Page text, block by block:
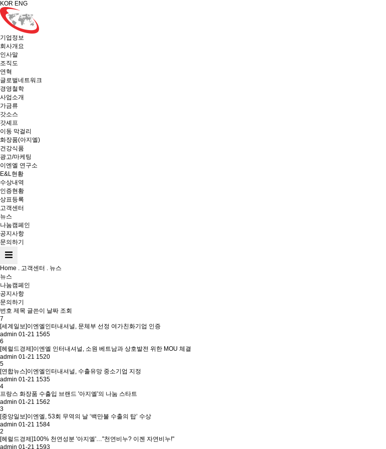
KOR ENG
기업정보
회사개요
인사말
조직도
연혁
글로벌네트워크
경영철학
사업소개
가금류
갓소스
갓셰프
이동 막걸리
화장품(아지엘)
건강식품
광고/마케팅
이엔엘 연구소
E&L현황
수상내역
인증현황
상표등록
고객센터
뉴스
나눔캠페인
공지사항
문의하기
Home . 고객센터 . 뉴스
뉴스
나눔캠페인
공지사항
문의하기
번호 제목 글쓴이 날짜 조회
7
[세계일보]이엔엘인터내셔널, 문체부 선정 여가친화기업 인증
admin 01-21 1565
6
[헤럴드경제]이엔엘 인터내셔널, 소원 베트남과 상호발전 위한 MOU 체결
admin 01-21 1520
5
[연합뉴스]이엔엘인터내셔널, 수출유망 중소기업 지정
admin 01-21 1535
4
프랑스 화장품 수출입 브랜드 '아지엘'의 나눔 스타트
admin 01-21 1562
3
[중앙일보]이엔엘, 53회 무역의 날 ‘백만불 수출의 탑’ 수상
admin 01-21 1584
2
[헤럴드경제]100% 천연성분 '아지엘'…"천연비누? 이젠 자연비누!"
admin 01-21 1593